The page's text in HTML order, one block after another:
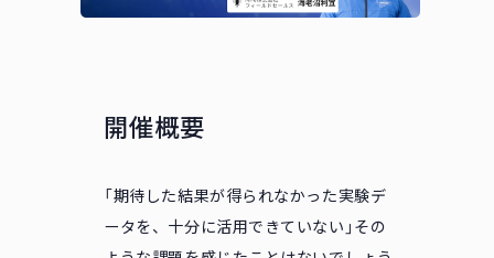
開催概要
「期待した結果が得られなかった実験デ
ータを、十分に活用できていない」その